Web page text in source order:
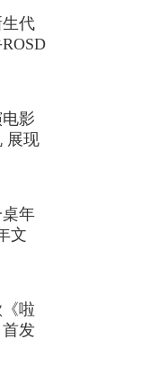
代
影
展现
年
文
啦
发